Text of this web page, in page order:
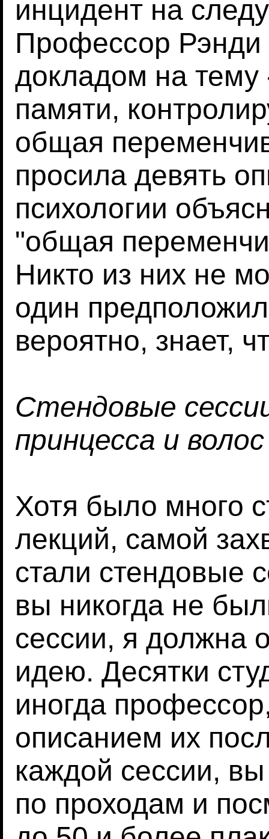
инцидент на
Профессор Рэнди
докладом на тему
памяти,
общая
просила девять
психологии
"общая
Никто из них не
один
вероятно, знает,
Стендовые
принцесса и волос
Хотя было много
лекций, самой
стали стендовые
вы никогда не
сессии, я должна
идею. Десятки
иногда
описанием их
каждой сессии,
по проходам и